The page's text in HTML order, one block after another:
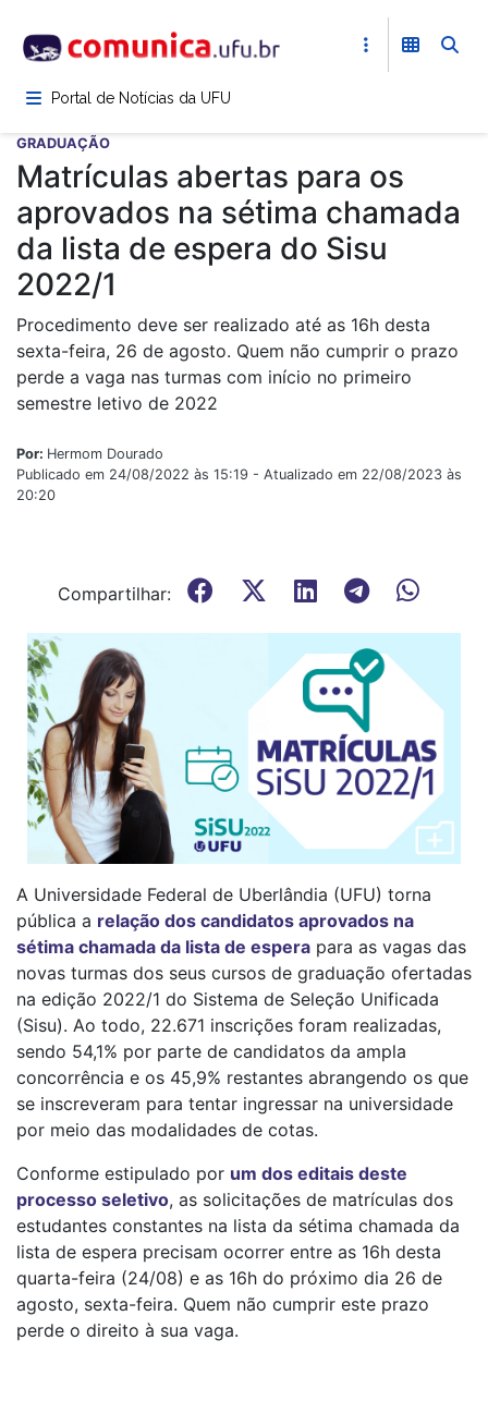
para
conteúdoPortal de Notícias da UFU
GRADUAÇÃO
Matrículas abertas para os
aprovados na sétima chamada
da lista de espera do Sisu
2022/1
Procedimento deve ser realizado até as 16h desta
sexta-feira, 26 de agosto. Quem não cumprir o prazo
perde a vaga nas turmas com início no primeiro
semestre letivo de 2022
Por: Hermom Dourado
Publicado em 24/08/2022 às 15:19 - Atualizado em 22/08/2023 às
20:20
Compartilhar:
A Universidade Federal de Uberlândia (UFU) torna
pública a relação dos candidatos aprovados na
sétima chamada da lista de espera para as vagas das
novas turmas dos seus cursos de graduação ofertadas
na edição 2022/1 do Sistema de Seleção Unificada
(Sisu). Ao todo, 22.671 inscrições foram realizadas,
sendo 54,1% por parte de candidatos da ampla
concorrência e os 45,9% restantes abrangendo os que
se inscreveram para tentar ingressar na universidade
por meio das modalidades de cotas.
Conforme estipulado por um dos editais deste
processo seletivo, as solicitações de matrículas dos
estudantes constantes na lista da sétima chamada da
lista de espera precisam ocorrer entre as 16h desta
quarta-feira (24/08) e as 16h do próximo dia 26 de
agosto, sexta-feira. Quem não cumprir este prazo
perde o direito à sua vaga.